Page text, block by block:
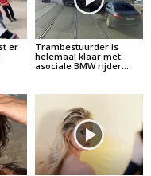
er
Trambestuurder is
helemaal klaar met
asociale BMW rijder…